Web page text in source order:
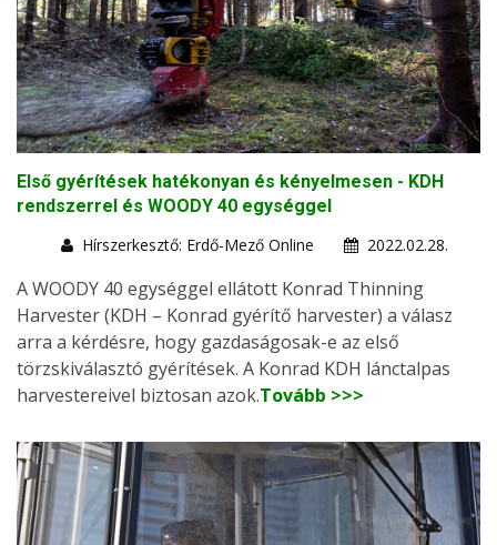
Első gyérítések hatékonyan és kényelmesen - KDH
rendszerrel és WOODY 40 egységgel
Hírszerkesztő: Erdő-Mező Online
2022.02.28.
A WOODY 40 egységgel ellátott Konrad Thinning
Harvester (KDH – Konrad gyérítő harvester) a válasz
arra a kérdésre, hogy gazdaságosak-e az első
törzskiválasztó gyérítések. A Konrad KDH lánctalpas
harvestereivel biztosan azok.Tovább >>>